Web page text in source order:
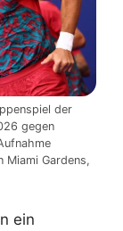
der
gegen
Miami Gardens,
ein